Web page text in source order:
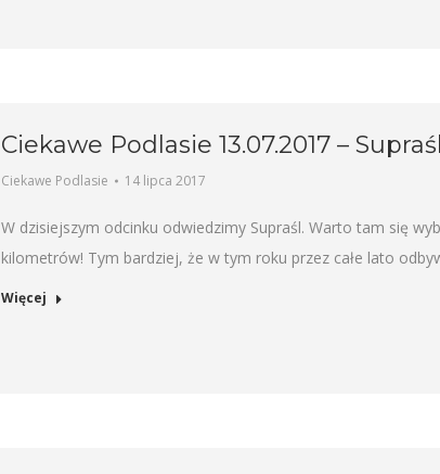
Ciekawe Podlasie 13.07.2017 – Supraśl
Ciekawe Podlasie 14 lipca 2017
W dzisiejszym odcinku odwiedzimy Supraśl. Warto tam się
kilometrów! Tym bardziej, że w tym roku przez całe lato
Więcej